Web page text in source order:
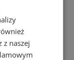
to cart
z naszej